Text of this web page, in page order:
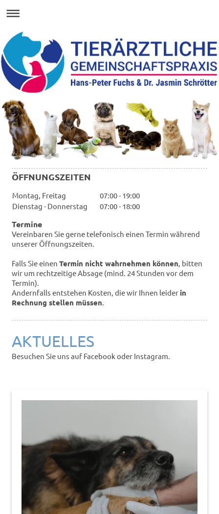
ÖFFNUNGSZEITEN
Montag, Freitag 07:00- 19:00
Dienstag - Donnerstag
07:00- 18:00
Termine
Vereinbaren Sie gerne telefonisch einen Termin während
unserer Öffnungszeiten.
Falls Sie einen Termin nicht wahrnehmen können, bitten
wir um rechtzeitige Absage (mind. 24 Stunden vor dem
Termin).
Andernfalls entstehen Kosten, die wir Ihnen leiderin
Rechnung stellen müssen.
AKTUELLES
Besuchen Sie uns auf Facebook oder Instagram.